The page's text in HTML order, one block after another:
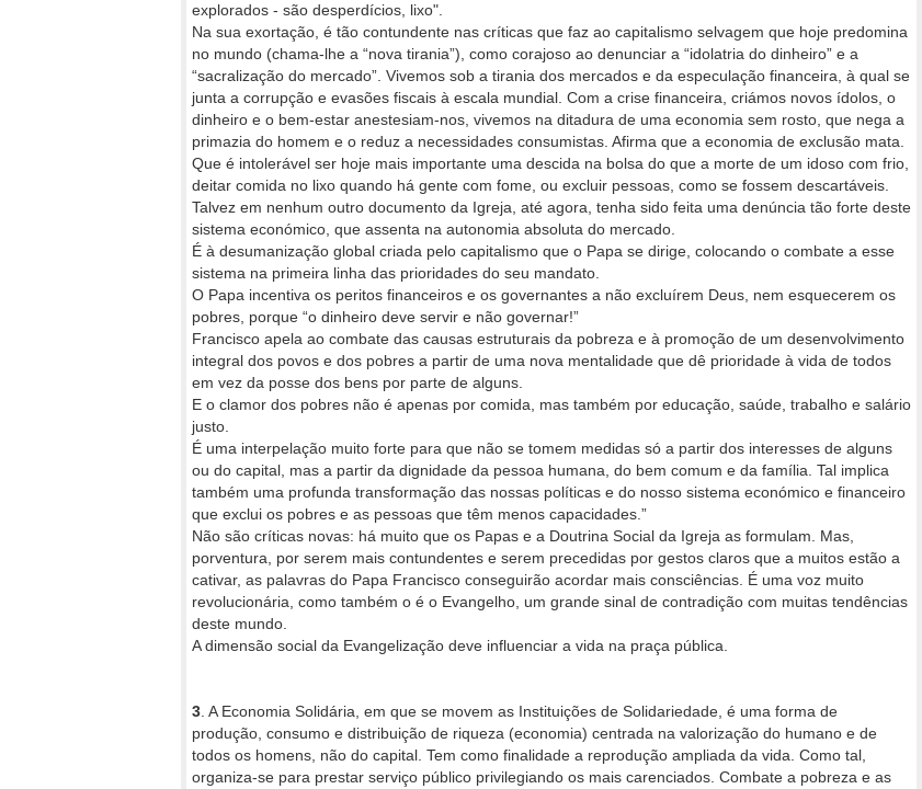
explorados - são desperdícios, lixo".
Na sua exortação, é tão contundente nas críticas que faz ao capitalismo selvagem que hoje predomina
no mundo (chama-lhe a “nova tirania”), como corajoso ao denunciar a “idolatria do dinheiro” e a
“sacralização do mercado”. Vivemos sob a tirania dos mercados e da especulação financeira, à qual se
junta a corrupção e evasões fiscais à escala mundial. Com a crise financeira, criámos novos ídolos, o
dinheiro e o bem-estar anestesiam-nos, vivemos na ditadura de uma economia sem rosto, que nega a
primazia do homem e o reduz a necessidades consumistas. Afirma que a economia de exclusão mata.
Que é intolerável ser hoje mais importante uma descida na bolsa do que a morte de um idoso com frio,
deitar comida no lixo quando há gente com fome, ou excluir pessoas, como se fossem descartáveis.
Talvez em nenhum outro documento da Igreja, até agora, tenha sido feita uma denúncia tão forte deste
sistema económico, que assenta na autonomia absoluta do mercado.
É à desumanização global criada pelo capitalismo que o Papa se dirige, colocando o combate a esse
sistema na primeira linha das prioridades do seu mandato.
O Papa incentiva os peritos financeiros e os governantes a não excluírem Deus, nem esquecerem os
pobres, porque “o dinheiro deve servir e não governar!”
Francisco apela ao combate das causas estruturais da pobreza e à promoção de um desenvolvimento
integral dos povos e dos pobres a partir de uma nova mentalidade que dê prioridade à vida de todos
em vez da posse dos bens por parte de alguns.
E o clamor dos pobres não é apenas por comida, mas também por educação, saúde, trabalho e salário
justo.
É uma interpelação muito forte para que não se tomem medidas só a partir dos interesses de alguns
ou do capital, mas a partir da dignidade da pessoa humana, do bem comum e da família. Tal implica
também uma profunda transformação das nossas políticas e do nosso sistema económico e financeiro
que exclui os pobres e as pessoas que têm menos capacidades.”
Não são críticas novas: há muito que os Papas e a Doutrina Social da Igreja as formulam. Mas,
porventura, por serem mais contundentes e serem precedidas por gestos claros que a muitos estão a
cativar, as palavras do Papa Francisco conseguirão acordar mais consciências. É uma voz muito
revolucionária, como também o é o Evangelho, um grande sinal de contradição com muitas tendências
deste mundo.
A dimensão social da Evangelização deve influenciar a vida na praça pública.
3. A Economia Solidária, em que se movem as Instituições de Solidariedade, é uma forma de
produção, consumo e distribuição de riqueza (economia) centrada na valorização do humano e de
todos os homens, não do capital. Tem como finalidade a reprodução ampliada da vida. Como tal,
organiza-se para prestar serviço público privilegiando os mais carenciados. Combate a pobreza e as